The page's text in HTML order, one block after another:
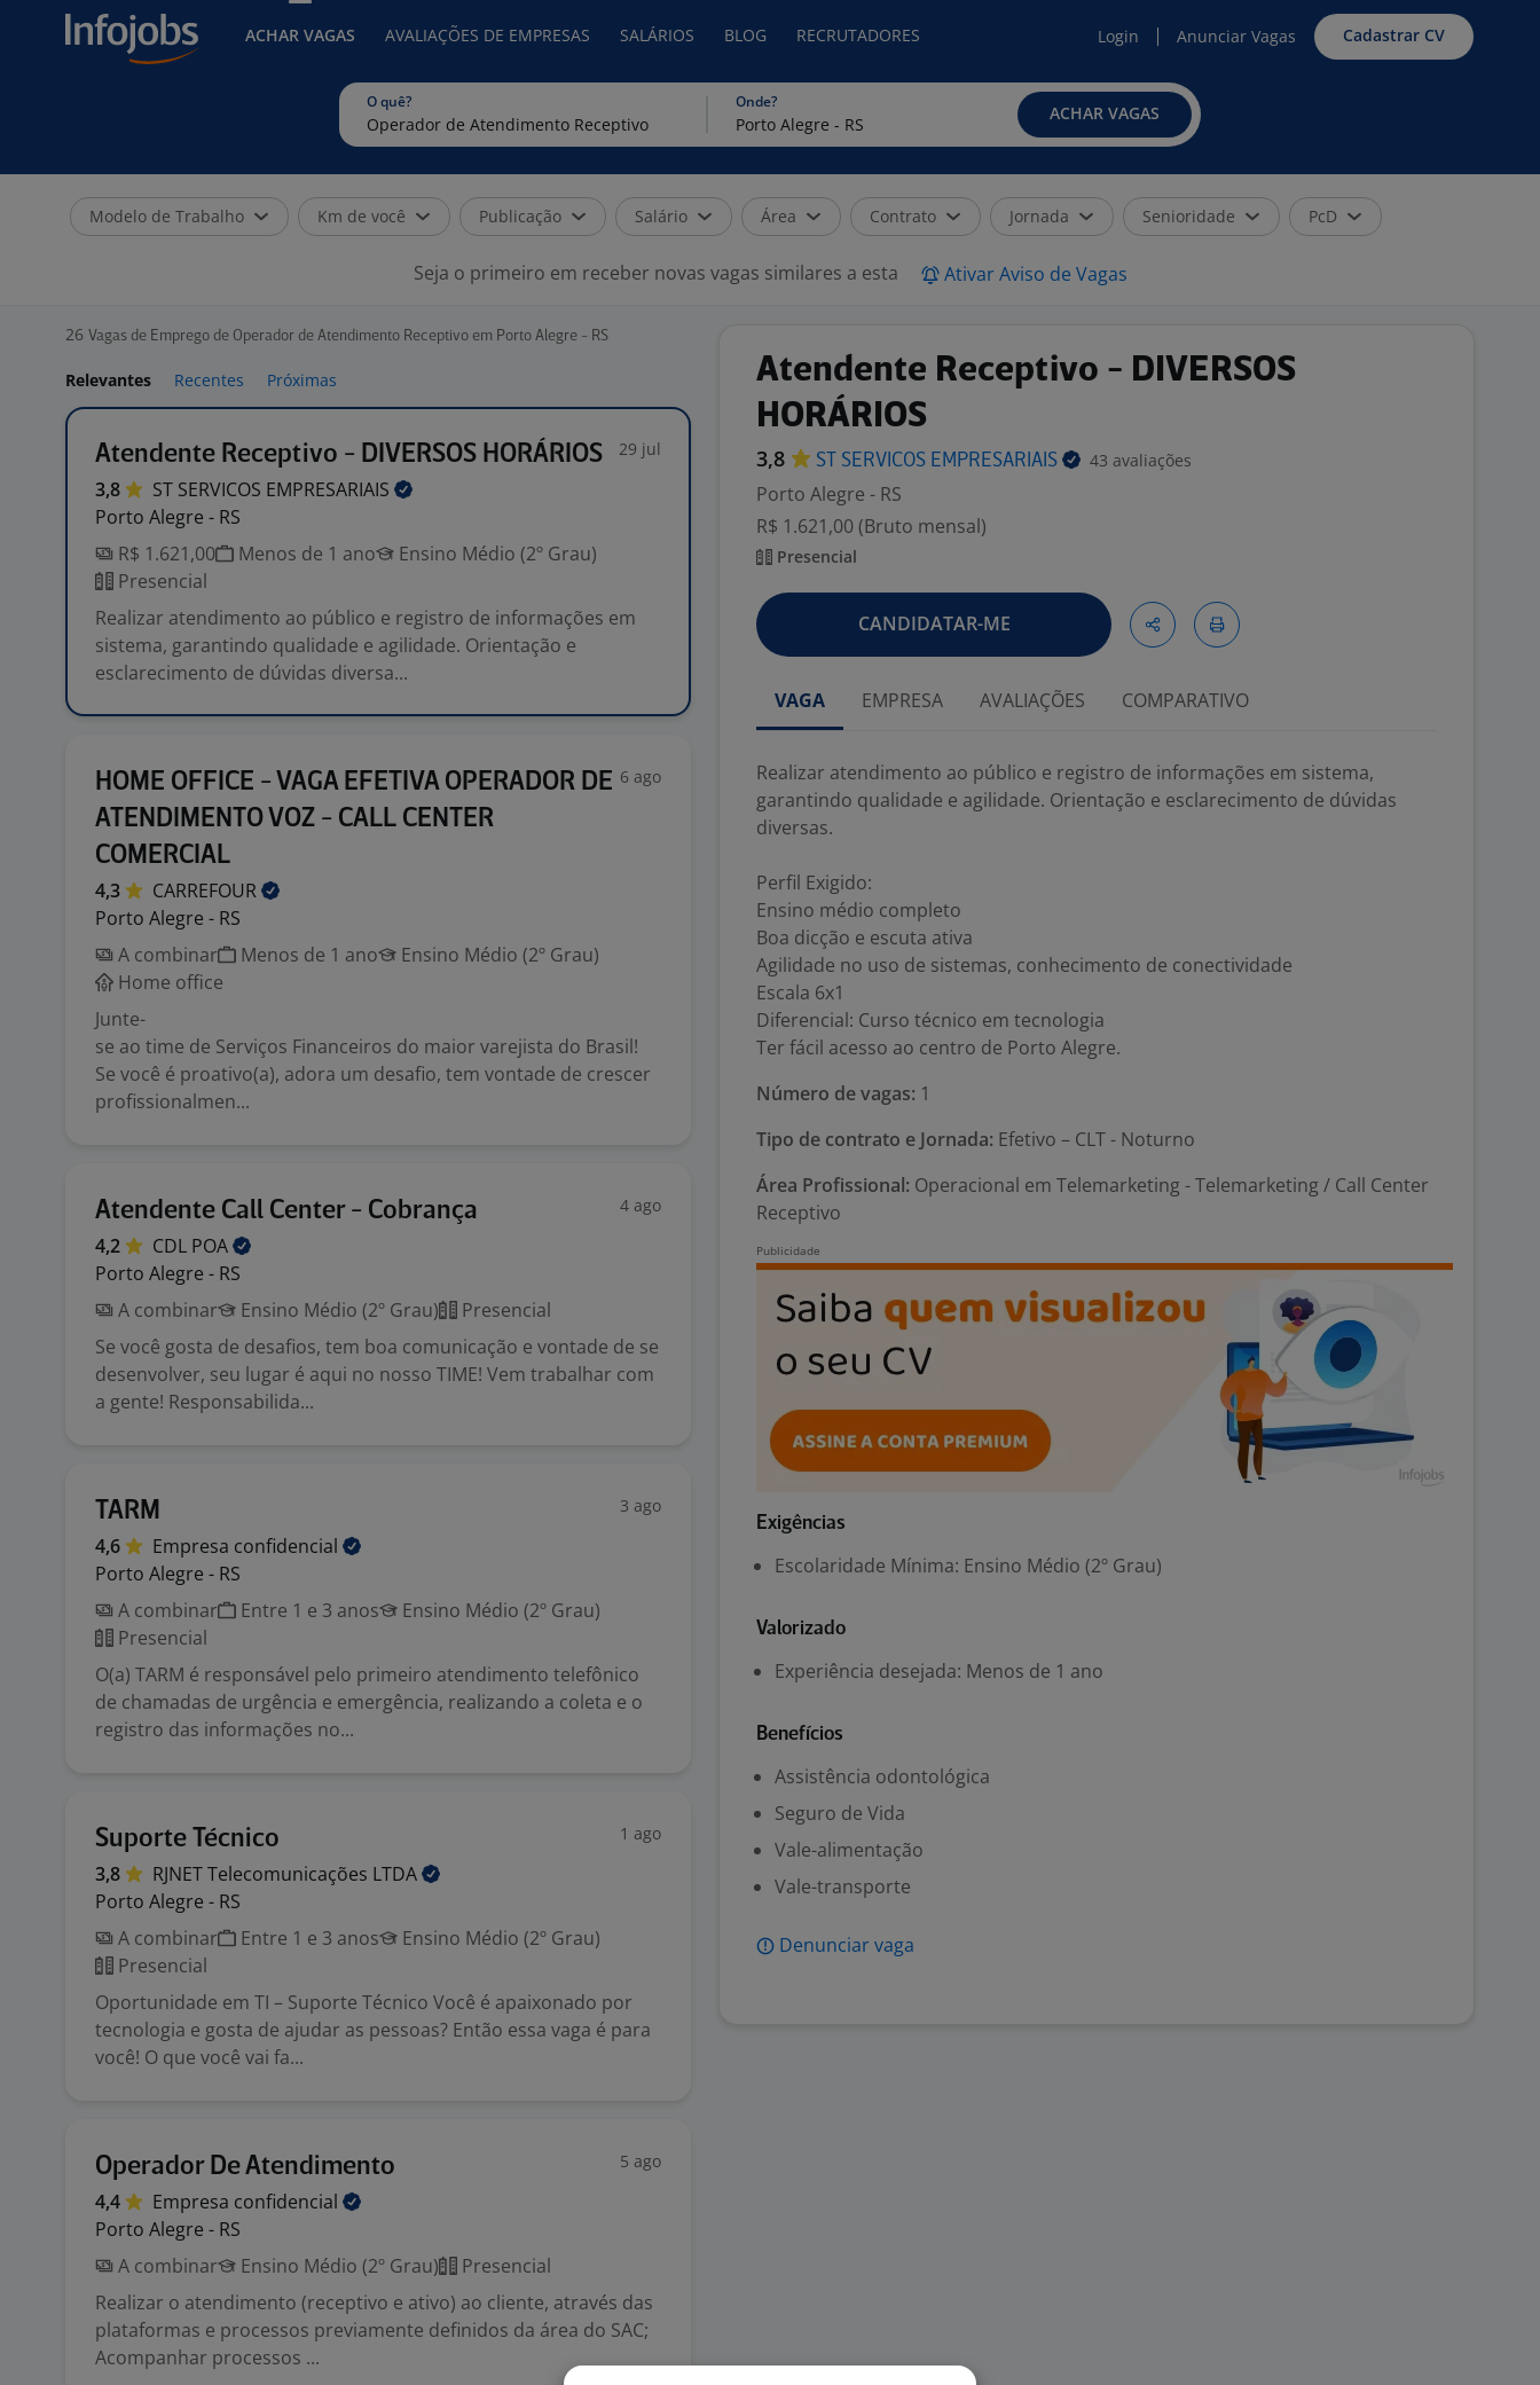
ACHAR VAGAS AVALIAÇÕES DE EMPRESAS SALÁRIOS BLOG RECRUTADORES Login Anunciar Vagas Cadastrar CV
O quê? Onde?
ACHAR VAGAS
Modelo de Trabalho Km de você Publicação Salário Área Contrato Jornada Senioridade PcD
Seja o primeiro em receber novas vagas similares a esta Ativar Aviso de Vagas
26 Vagas de Emprego de Operador de Atendimento Receptivo em Porto Alegre - RS
Relevantes Recentes Próximas
Atendente Receptivo - DIVERSOS HORÁRIOS 29 jul
3,8 ST SERVICOS EMPRESARIAIS
Porto Alegre - RS
R$ 1.621,00
Menos de 1 ano
Ensino Médio (2º Grau)
Presencial
Realizar atendimento ao público e registro de informações em
sistema, garantindo qualidade e agilidade. Orientação e
esclarecimento de dúvidas diversa...
HOME OFFICE - VAGA EFETIVA OPERADOR DE
ATENDIMENTO VOZ - CALL CENTER
COMERCIAL
6 ago
4,3
CARREFOUR
Porto Alegre - RS
A combinar
Menos de 1 ano
Ensino Médio (2º Grau)
Home office
Junte-
se ao time de Serviços Financeiros do maior varejista do Brasil!
Se você é proativo(a), adora um desafio, tem vontade de crescer
profissionalmen...
Atendente Call Center - Cobrança 4 ago
4,2 CDL POA
Porto Alegre - RS
A combinar
Ensino Médio (2º Grau)
Presencial
Se você gosta de desafios, tem boa comunicação e vontade de se
desenvolver, seu lugar é aqui no nosso TIME! Vem trabalhar com
a gente! Responsabilida...
TARM 3 ago
4,6 Empresa confidencial
Porto Alegre - RS
A combinar
Entre 1 e 3 anos
Ensino Médio (2º Grau)
Presencial
O(a) TARM é responsável pelo primeiro atendimento telefônico
de chamadas de urgência e emergência, realizando a coleta e o
registro das informações no...
Suporte Técnico 1 ago
3,8 RJNET Telecomunicações LTDA
Porto Alegre - RS
A combinar
Entre 1 e 3 anos
Ensino Médio (2º Grau)
Presencial
Oportunidade em TI – Suporte Técnico Você é apaixonado por
tecnologia e gosta de ajudar as pessoas? Então essa vaga é para
você! O que você vai fa...
Operador De Atendimento 5 ago
4,4 Empresa confidencial
Porto Alegre - RS
A combinar
Ensino Médio (2º Grau)
Presencial
Realizar o atendimento (receptivo e ativo) ao cliente, através das
plataformas e processos previamente definidos da área do SAC;
Acompanhar processos ...
Atendente Receptivo - DIVERSOS
HORÁRIOS
3,8 ST SERVICOS EMPRESARIAIS 43 avaliações
Porto Alegre - RS
R$ 1.621,00 (Bruto mensal)
Presencial
CANDIDATAR-ME
VAGA EMPRESA AVALIAÇÕES COMPARATIVO
Realizar atendimento ao público e registro de informações em sistema,
garantindo qualidade e agilidade. Orientação e esclarecimento de dúvidas
diversas.
Perfil Exigido:
Ensino médio completo
Boa dicção e escuta ativa
Agilidade no uso de sistemas, conhecimento de conectividade
Escala 6x1
Diferencial: Curso técnico em tecnologia
Ter fácil acesso ao centro de Porto Alegre.
Número de vagas: 1
Tipo de contrato e Jornada: Efetivo – CLT - Noturno
Área Profissional: Operacional em Telemarketing - Telemarketing / Call Center
Receptivo
Exigências
Escolaridade Mínima: Ensino Médio (2º Grau)
Valorizado
Experiência desejada: Menos de 1 ano
Benefícios
Assistência odontológica
Seguro de Vida
Vale-alimentação
Vale-transporte
Denunciar vaga